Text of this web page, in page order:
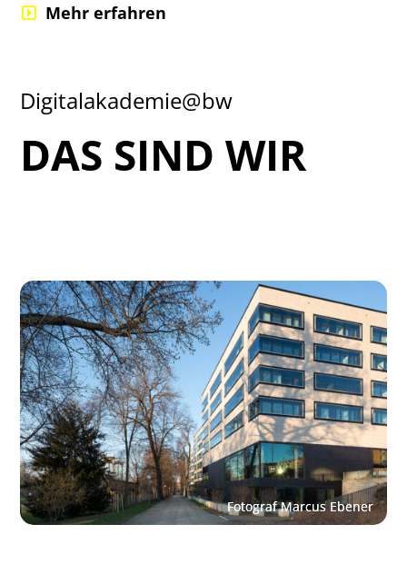
Mehr erfahren
Digitalakademie@bw
DAS SIND WIR